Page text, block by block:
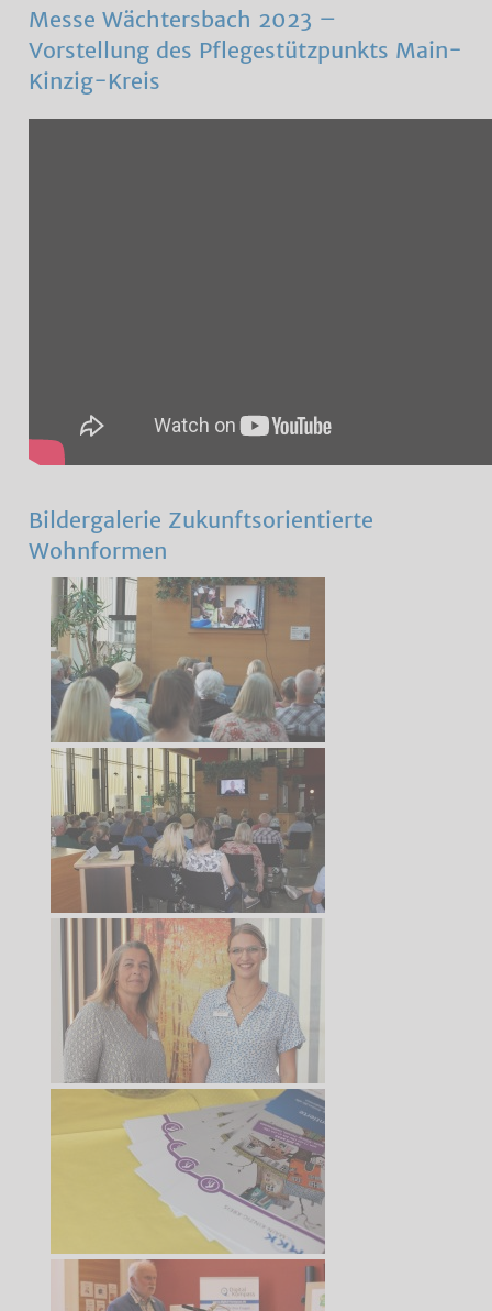
Messe Wächtersbach 2023 –
Vorstellung des Pflegestützpunkts Main-
Kinzig-Kreis
Bildergalerie Zukunftsorientierte
Wohnformen